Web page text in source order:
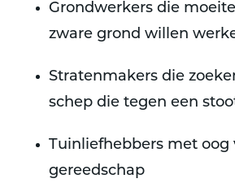
Grondwerkers die
zware grond willen
Stratenmakers die
schep die tegen een
Tuinliefhebbers met oog
gereedschap